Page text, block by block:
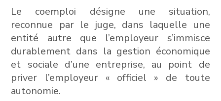
Le coemploi désigne une situation,
reconnue par le juge, dans laquelle une
entité autre que l’employeur s’immisce
durablement dans la gestion économique
et sociale d’une entreprise, au point de
priver l’employeur « officiel » de toute
autonomie.